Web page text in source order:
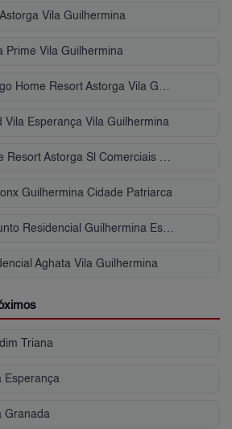
Vila Guilhermina
Prime Vila Guilhermina
Condomínio Dialogo Home Resort Astorga Vila Guilhermina
Vila Esperança Vila Guilhermina
Condomínio Home Resort Astorga Sl Comerciais Vila Guilhermina
Guilhermina Cidade Patriarca
Condomínio Conjunto Residencial Guilhermina Esperança Vila Guilhermina
Aghata Vila Guilhermina
Triana
Esperança
Granada